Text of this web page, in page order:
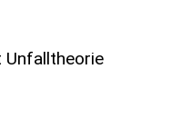
Unfalltheorie